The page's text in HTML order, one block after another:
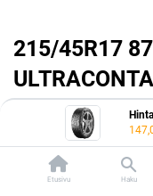
Etusivu Haku
215/45R17
Tehty kestämään.
4019238066166
Tällä tuotteella ei ole